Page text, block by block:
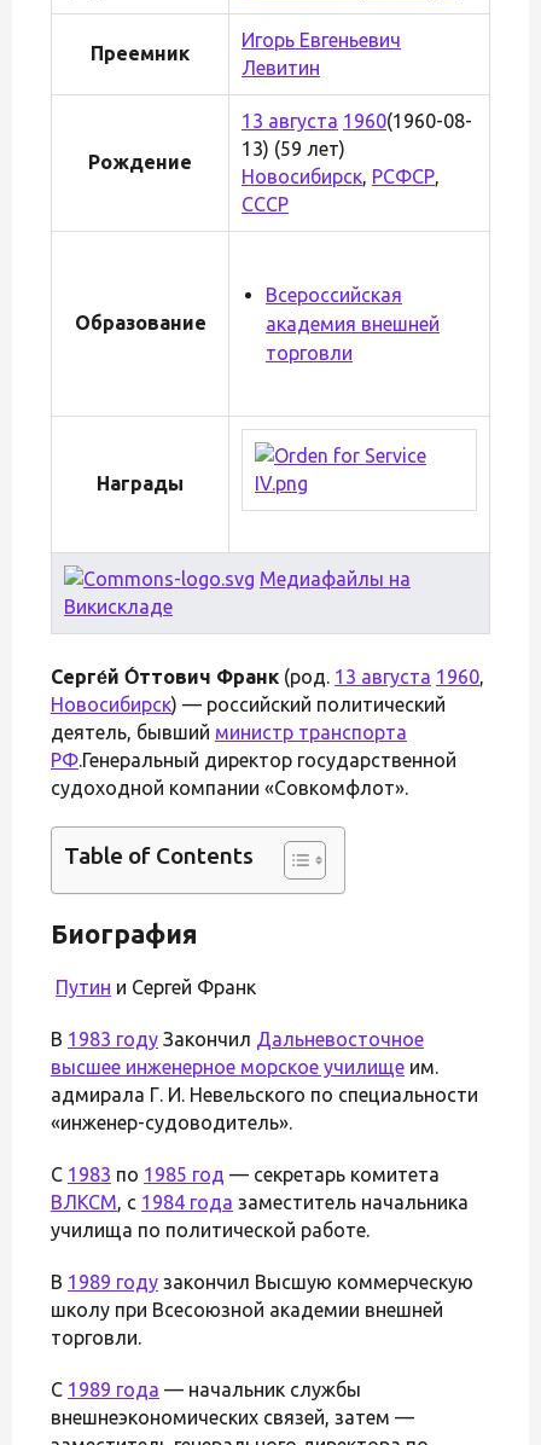
Преемник
Игорь Евгеньевич
Левитин
Рождение
13 августа 1960(1960-08-
13) (59 лет)
Новосибирск, РСФСР,
СССР
Образование
Всероссийская
академия внешней
торговли
Награды
Медиафайлы на
Викискладе
Серге́й О́ттович Франк (род. 13 августа 1960,
Новосибирск) — российский политический
деятель, бывший министр транспорта
РФ.Генеральный директор государственной
судоходной компании «Совкомфлот».
Table of Contents
Биография
Путин и Сергей Франк
В 1983 году Закончил Дальневосточное
высшее инженерное морское училище им.
адмирала Г. И. Невельского по специальности
«инженер-судоводитель».
С 1983 по 1985 год — секретарь комитета
ВЛКСМ, с 1984 года заместитель начальника
училища по политической работе.
В 1989 году закончил Высшую коммерческую
школу при Всесоюзной академии внешней
торговли.
С 1989 года — начальник службы
внешнеэкономических связей, затем —